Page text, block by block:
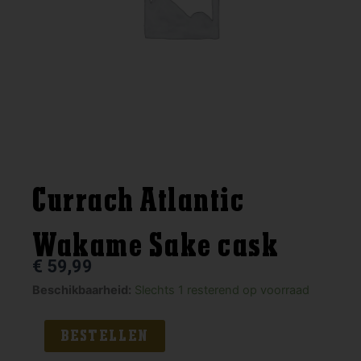
Currach Atlantic
Wakame Sake cask
€ 59,99
Beschikbaarheid: Slechts 1 resterend op voorraad
Currach
Wakame
BESTELLEN